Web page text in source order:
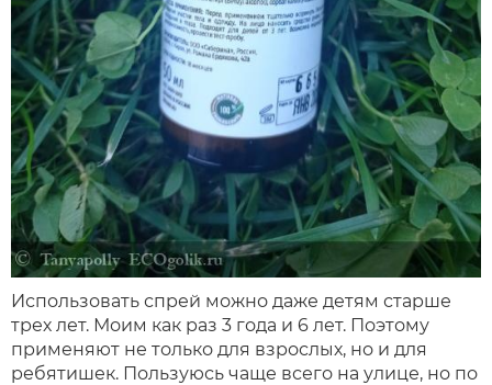
Использовать спрей можно даже детям старше
трех лет. Моим как раз 3 года и 6 лет. Поэтому
применяют не только для взрослых, но и для
ребятишек. Пользуюсь чаще всего на улице, но по